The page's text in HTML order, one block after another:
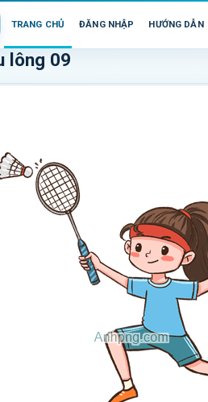
TRANG CHỦ ĐĂNG NHẬP HƯỚNG DẪN
lông 09